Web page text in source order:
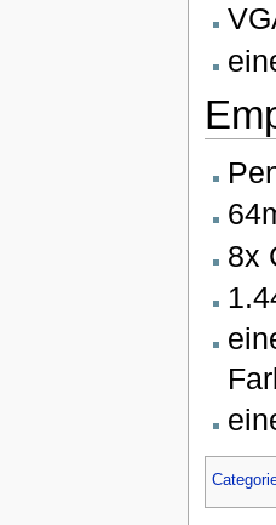
8x